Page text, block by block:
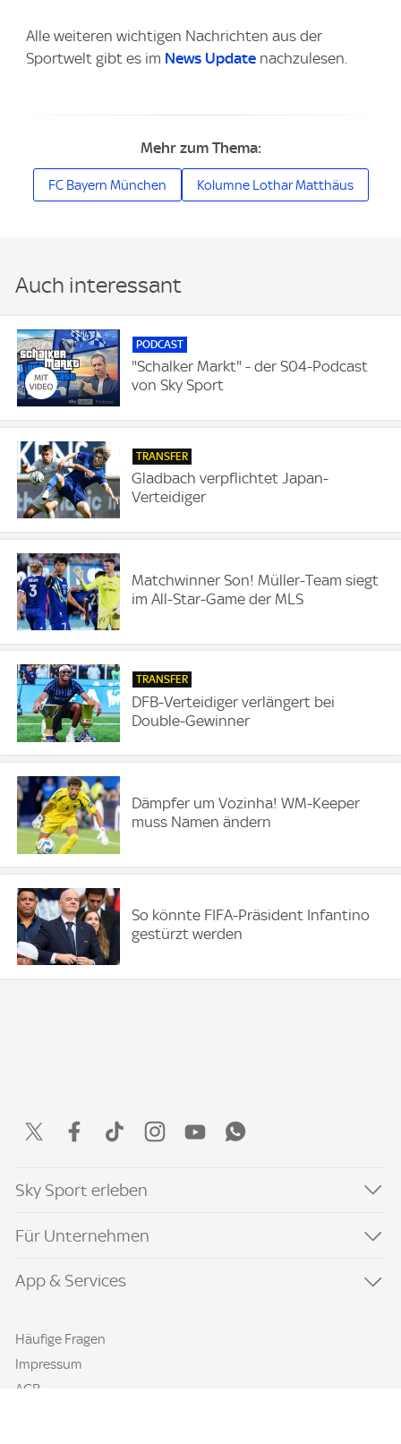
Alle weiteren wichtigen Nachrichten aus der
Sportwelt gibt es im News Update nachzulesen.
Mehr zum Thema:
FC Bayern München Kolumne Lothar Matthäus
Auch interessant
PODCAST
"Schalker Markt" - der S04-Podcast
von Sky Sport
TRANSFER
Gladbach verpflichtet Japan-
Verteidiger
Matchwinner Son! Müller-Team siegt
im All-Star-Game der MLS
TRANSFER
DFB-Verteidiger verlängert bei
Double-Gewinner
Dämpfer um Vozinha! WM-Keeper
muss Namen ändern
So könnte FIFA-Präsident Infantino
gestürzt werden
Sky Sport erleben
Für Unternehmen
App & Services
Häufige Fragen
Impressum
AGB